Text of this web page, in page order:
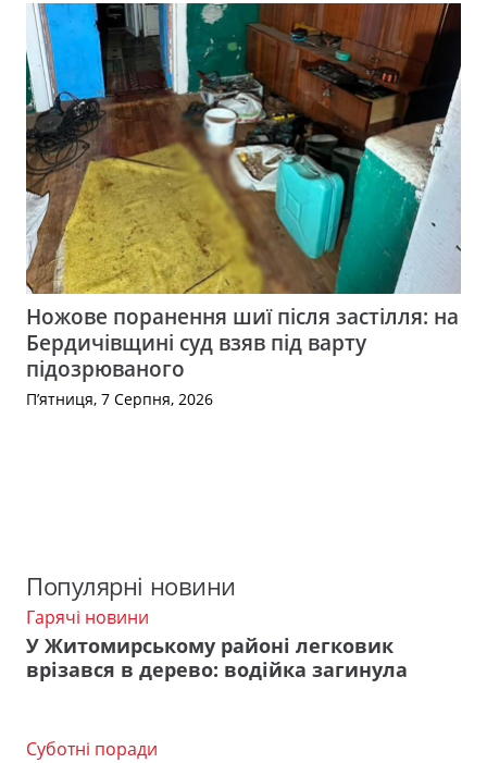
Ножове поранення шиї після застілля: на
Бердичівщині суд взяв під варту
підозрюваного
П’ятниця, 7 Серпня, 2026
Популярні новини
Гарячі новини
У Житомирському районі легковик
врізався в дерево: водійка загинула
Суботні поради